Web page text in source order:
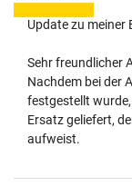
Update zu meiner
Sehr freundlicher
Nachdem bei der
festgestellt
Ersatz geliefert,
aufweist.